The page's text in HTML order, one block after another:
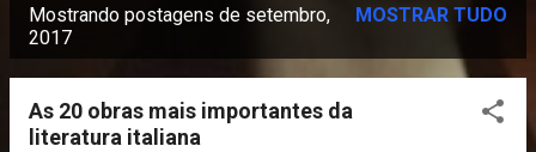
Mostrando postagens de setembro,
2017
MOSTRAR TUDO
As 20 obras mais importantes da
literatura italiana